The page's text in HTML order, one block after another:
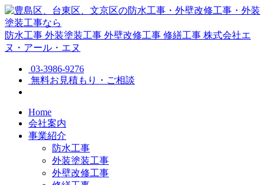
防水工事 外装塗装工事 外壁改修工事 修繕工事 株式会社エ
ヌ・アール・エヌ
03-3986-9276
無料お見積もり・ご相談
Home
会社案内
事業紹介
防水工事
外装塗装工事
外壁改修工事